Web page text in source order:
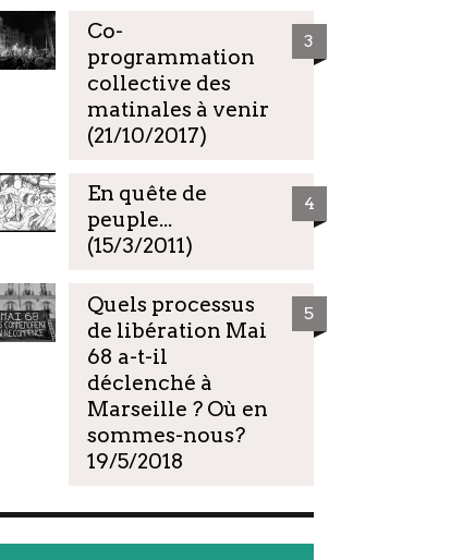
Co-
programmation
collective des
matinales à venir
(21/10/2017)
3
En quête de
peuple...
(15/3/2011)
4
Quels processus
de libération Mai
68 a-t-il
déclenché à
Marseille ? Où en
sommes-nous?
19/5/2018
5